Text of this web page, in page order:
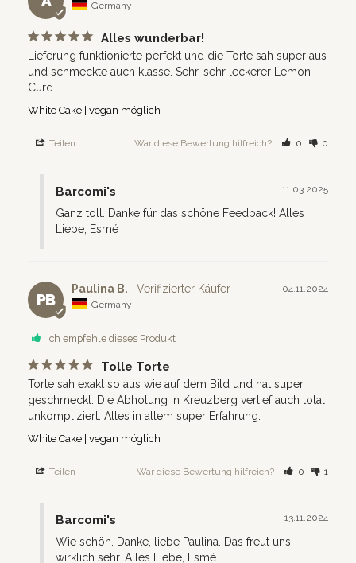
Germany
Alles wunderbar!
Lieferung funktionierte perfekt und die Torte sah super aus
und schmeckte auch klasse. Sehr, sehr leckerer Lemon
Curd.
White Cake | vegan möglich
Teilen War diese Bewertung hilfreich? 0 0
11.03.2025
Barcomi's
Ganz toll. Danke für das schöne Feedback! Alles
Liebe, Esmé
PB
04.11.2024
Paulina B.
Germany
Ich empfehle dieses Produkt
Tolle Torte
Torte sah exakt so aus wie auf dem Bild und hat super
geschmeckt. Die Abholung in Kreuzberg verlief auch total
unkompliziert. Alles in allem super Erfahrung.
White Cake | vegan möglich
Teilen War diese Bewertung hilfreich? 0 1
13.11.2024
Barcomi's
Wie schön. Danke, liebe Paulina. Das freut uns
wirklich sehr. Alles Liebe, Esmé